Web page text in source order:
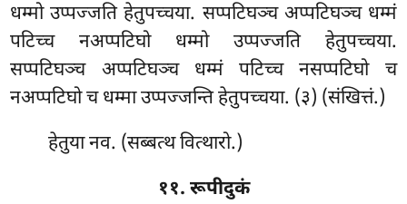
धम्मो उप्पज्जति हेतुपच्चया. सप्पटिघञ्च अप्पटिघञ्च धम्मं
पटिच्च नअप्पटिघो धम्मो उप्पज्जति हेतुपच्चया.
सप्पटिघञ्च अप्पटिघञ्च धम्मं पटिच्च नसप्पटिघो च
नअप्पटिघो च धम्मा उप्पज्जन्ति हेतुपच्चया. (३) (संखित्तं.)
हेतुया नव. (सब्बत्थ वित्थारो.)
११. रूपीदुकं